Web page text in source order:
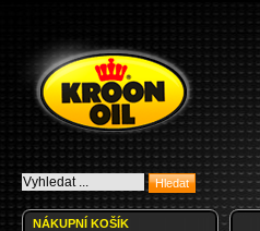
NÁKUPNÍ KOŠÍK